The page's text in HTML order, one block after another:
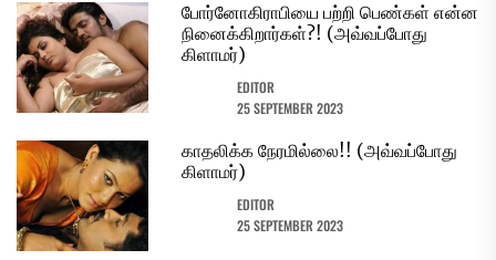
போர்னோகிராபியை பற்றி பெண்கள் என்ன
நினைக்கிறார்கள்?! (அவ்வப்போது
கிளாமர்)
EDITOR
25 SEPTEMBER 2023
காதலிக்க நேரமில்லை!! (அவ்வப்போது
கிளாமர்)
EDITOR
25 SEPTEMBER 2023